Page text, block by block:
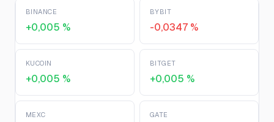
BINANCE
+0,005 %
BYBIT
-0,0347 %
KUCOIN
+0,005 %
BITGET
+0,005 %
MEXC GATE